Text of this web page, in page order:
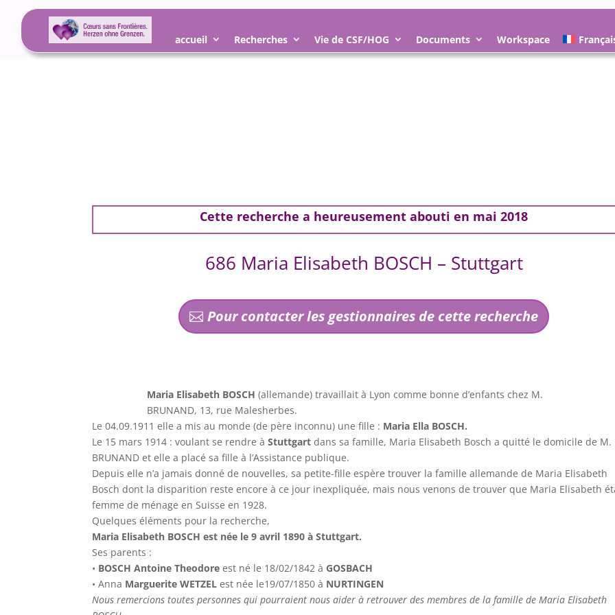
accueil Recherches Vie de CSF/HOG Documents Workspace
Cette recherche a heureusement aboutien mai 2018
686 Maria Elisabeth BOSCH – Stuttgart
Pour contacter les gestionnaires de cette recherche
Maria Elisabeth BOSCH (allemande) travaillait à Lyon comme bonne d’enfants chez M.
BRUNAND, 13, rue Malesherbes.
Le 04.09.1911 elle a mis au monde (de père inconnu) une fille : Maria Ella BOSCH.
Le 15 mars 1914 : voulant se rendre àStuttgart dans sa famille, Maria Elisabeth Bosch a quitté le domicile de M.
BRUNAND et elle a placé sa fille à l’Assistance publique.
Depuis elle n’a jamais donné de nouvelles, sa petite-fille espère trouver la famille allemande de Maria Elisabeth
Bosch dont la disparition reste encore à ce jour inexpliquée, mais nous venons de trouver que Maria Elisabeth
femme de ménage en Suisse en 1928.
Quelques éléments pour la recherche,
Maria Elisabeth BOSCH est née le 9 avril 1890 à Stuttgart.
Ses parents :
• BOSCH Antoine Theodore est né le 18/02/1842 à GOSBACH
• Anna Marguerite WETZEL est née le19/07/1850 à NURTINGEN
Nous remercions toutes personnes qui pourraient nous aider à retrouver des membres de la famille de Maria Elisabeth